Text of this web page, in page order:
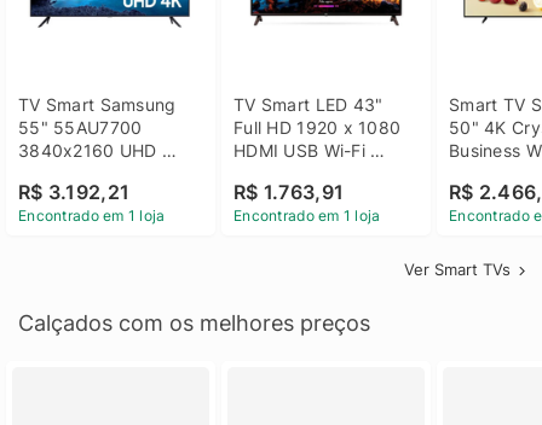
TV Smart Samsung
55" 55AU7700
3840x2160 UHD
Bluetooth
R$ 3.192,21
Encontrado em 1 loja
TV Smart LED 43"
Full HD 1920 x 1080
HDMI USB Wi-Fi
43LM631C0SB LG
R$ 1.763,91
Encontrado em 1 loja
Smart TV
50" 4K
Business
R$
Encontrado
Ver Smart TVs
Calçados com os melhores preços